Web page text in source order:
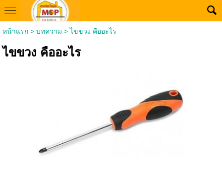
หน้าแรก> บทความ >ไขขวง คืออะไร
ไขขวง คืออะไร